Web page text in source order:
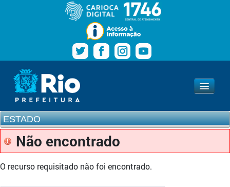
Pular para o conteúdo
Navegação
www.rio.rj.gov.br
Estado
ESTADO
Não encontrado
O recurso requisitado não foi encontrado.